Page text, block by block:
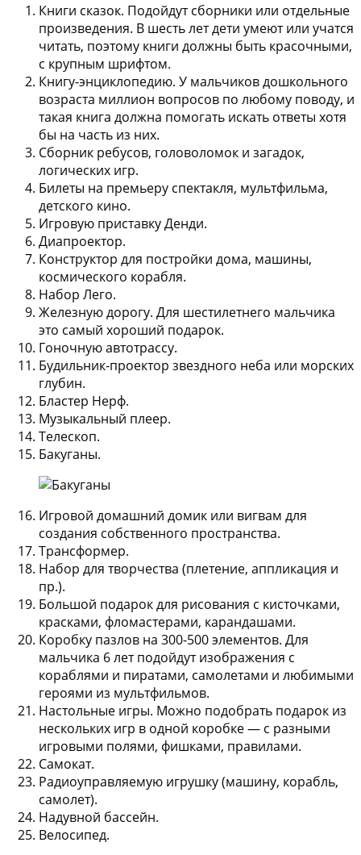
Книги сказок. Подойдут сборники или отдельные
произведения. В шесть лет дети умеют или учатся
читать, поэтому книги должны быть красочными,
с крупным шрифтом.
Книгу-энциклопедию. У мальчиков дошкольного
возраста миллион вопросов по любому поводу, и
такая книга должна помогать искать ответы хотя
бы на часть из них.
Сборник ребусов, головоломок и загадок,
логических игр.
Билеты на премьеру спектакля, мультфильма,
детского кино.
Игровую приставку Денди.
Диапроектор.
Конструктор для постройки дома, машины,
космического корабля.
Набор Лего.
Железную дорогу. Для шестилетнего мальчика
это самый хороший подарок.
Гоночную автотрассу.
Будильник-проектор звездного неба или морских
глубин.
Бластер Нерф.
Музыкальный плеер.
Телескоп.
Бакуганы.
Игровой домашний домик или вигвам для
создания собственного пространства.
Трансформер.
Набор для творчества (плетение, аппликация и
пр.).
Большой подарок для рисования с кисточками,
красками, фломастерами, карандашами.
Коробку пазлов на 300-500 элементов. Для
мальчика 6 лет подойдут изображения с
кораблями и пиратами, самолетами и любимыми
героями из мультфильмов.
Настольные игры. Можно подобрать подарок из
нескольких игр в одной коробке — с разными
игровыми полями, фишками, правилами.
Самокат.
Радиоуправляемую игрушку (машину, корабль,
самолет).
Надувной бассейн.
Велосипед.